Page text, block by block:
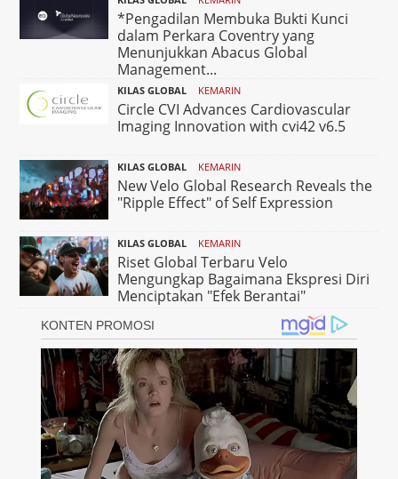
*Pengadilan Membuka Bukti Kunci
dalam Perkara Coventry yang
Menunjukkan Abacus Global
Management...
KILAS GLOBAL KEMARIN
Circle CVI Advances Cardiovascular
Imaging Innovation with cvi42 v6.5
KILAS GLOBAL KEMARIN
New Velo Global Research Reveals the
"Ripple Effect" of Self Expression
KILAS GLOBAL KEMARIN
Riset Global Terbaru Velo
Mengungkap Bagaimana Ekspresi Diri
Menciptakan "Efek Berantai"